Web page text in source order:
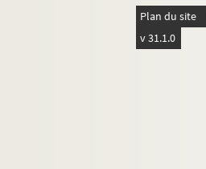
Plan du site
v 31.1.0